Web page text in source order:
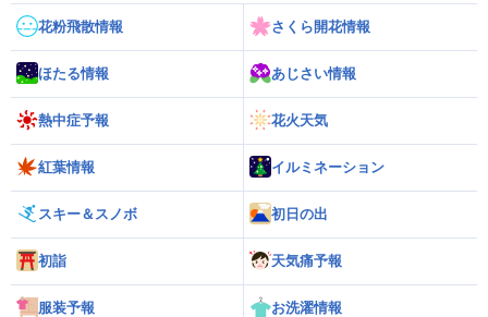
花粉飛散情報 さくら開花情報
ほたる情報 あじさい情報
熱中症予報 花火天気
紅葉情報 イルミネーション
スキー＆スノボ 初日の出
初詣 天気痛予報
服装予報 お洗濯情報